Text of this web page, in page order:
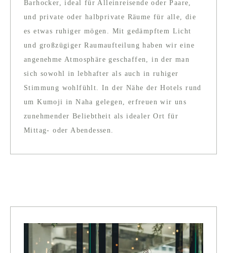
Barhocker, ideal für Alleinreisende oder Paare,
und private oder halbprivate Räume für alle, die
es etwas ruhiger mögen. Mit gedämpftem Licht
und großzügiger Raumaufteilung haben wir eine
angenehme Atmosphäre geschaffen, in der man
sich sowohl in lebhafter als auch in ruhiger
Stimmung wohlfühlt. In der Nähe der Hotels rund
um Kumoji in Naha gelegen, erfreuen wir uns
zunehmender Beliebtheit als idealer Ort für
Mittag- oder Abendessen.